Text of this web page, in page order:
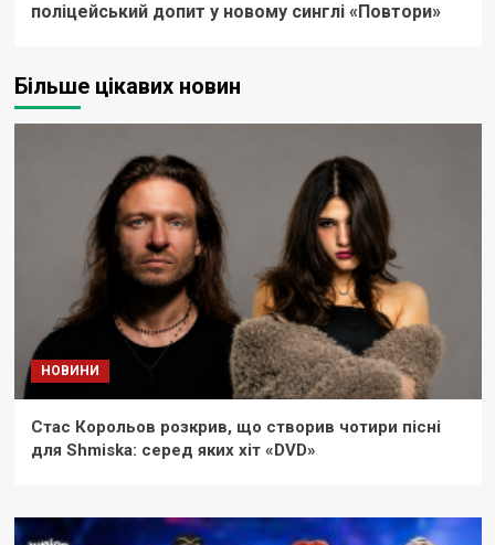
поліцейський допит у новому синглі «Повтори»
Більше цікавих новин
НОВИНИ
Стас Корольов розкрив, що створив чотири пісні
для Shmiska: серед яких хіт «DVD»